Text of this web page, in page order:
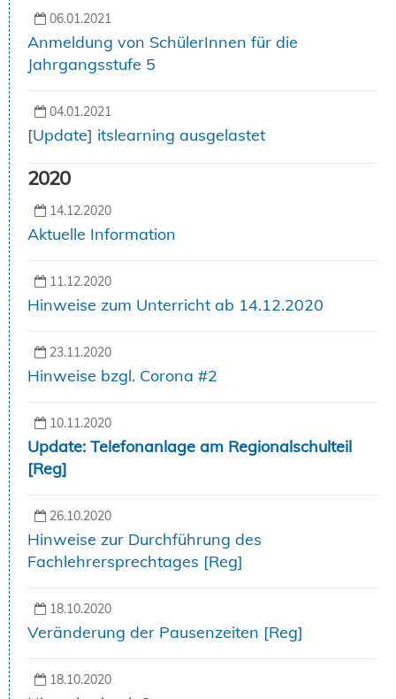
06.01.2021
Anmeldung von SchülerInnen für die
Jahrgangsstufe 5
04.01.2021
[Update] itslearning ausgelastet
2020
14.12.2020
Aktuelle Information
11.12.2020
Hinweise zum Unterricht ab 14.12.2020
23.11.2020
Hinweise bzgl. Corona #2
10.11.2020
Update: Telefonanlage am Regionalschulteil
[Reg]
26.10.2020
Hinweise zur Durchführung des
Fachlehrersprechtages [Reg]
18.10.2020
Veränderung der Pausenzeiten [Reg]
18.10.2020